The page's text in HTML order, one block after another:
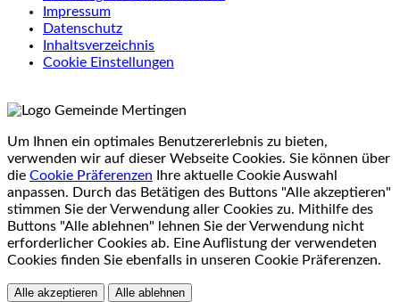
Impressum
Datenschutz
Inhaltsverzeichnis
Cookie Einstellungen
Um Ihnen ein optimales Benutzererlebnis zu bieten,
verwenden wir auf dieser Webseite Cookies. Sie können über
die Cookie Präferenzen Ihre aktuelle Cookie Auswahl
anpassen. Durch das Betätigen des Buttons "Alle akzeptieren"
stimmen Sie der Verwendung aller Cookies zu. Mithilfe des
Buttons "Alle ablehnen" lehnen Sie der Verwendung nicht
erforderlicher Cookies ab. Eine Auflistung der verwendeten
Cookies finden Sie ebenfalls in unseren Cookie Präferenzen.
Alle akzeptieren Alle ablehnen